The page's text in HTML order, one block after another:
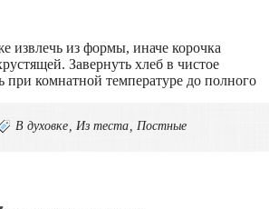
извлечь из формы, иначе корочка
Завернуть хлеб в чистое
при комнатной температуре до полного
В духовке, Из теста, Постные